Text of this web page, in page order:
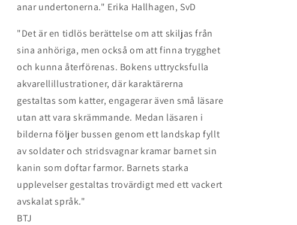
anar undertonerna." Erika Hallhagen, SvD
"Det är en tidlös berättelse om att skiljas från
sina anhöriga, men också om att finna trygghet
och kunna återförenas. Bokens uttrycksfulla
akvarellillustrationer, där karaktärerna
gestaltas som katter, engagerar även små läsare
utan att vara skrämmande. Medan läsaren i
bilderna följer bussen genom ett landskap fyllt
av soldater och stridsvagnar kramar barnet sin
kanin som doftar farmor. Barnets starka
upplevelser gestaltas trovärdigt med ett vackert
avskalat språk."
BTJ